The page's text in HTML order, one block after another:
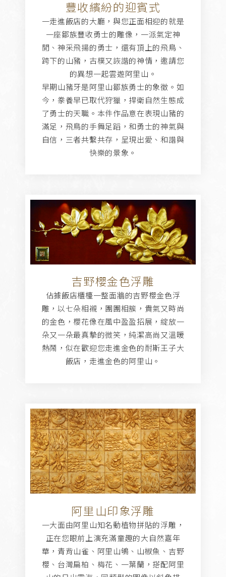
豐收繽紛的迎賓式
一走進飯店的大廳，與您正面相迎的就是
一座鄒族豐收勇士的雕像，一派氣定神
閒、神采飛揚的勇士，還有頂上的飛鳥、
跨下的山豬，古樸又詼諧的神情，邀請您
的異想一起雲遊阿里山。
早期山豬牙是阿里山鄒族勇士的象徵。如
今，豢養早已取代狩獵，捍衛自然生態成
了勇士的天職。本件作品意在表現山豬的
滿足，飛鳥的手舞足蹈，和勇士的神氣與
自信，三者共繫共存，呈現出愛、和諧與
快樂的景象。
吉野櫻金色浮雕
佔據飯店櫃檯一整面牆的吉野櫻金色浮
雕，以七朵相襯，團團相簇，貴氣又時尚
的金色，櫻花像在風中盈盈招展，綻放一
朵又一朵最真摯的微笑，純潔高尚又溫暖
熱鬧，似在歡迎您走進金色的耐斯王子大
飯店，走進金色的阿里山。
阿里山印象浮雕
一大面由阿里山知名動植物拼貼的浮雕，
正在您眼前上演充滿童趣的大自然嘉年
華，青背山雀、阿里山鴝、山椒魚、吉野
櫻、台灣扁柏、梅花、一葉蘭，搭配阿里